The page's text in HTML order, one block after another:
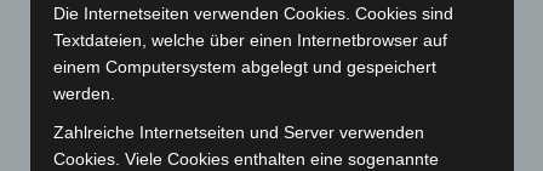
November 2022(167)
Oktober 2022 (166)
September 2022(205)
Juli 2022(133)
Die Internetseiten verwenden Cookies. Cookies sind
Textdateien, welche über einen Internetbrowser auf
einem Computersystem abgelegt und gespeichert
werden.
Zahlreiche Internetseiten und Server verwenden
Cookies. Viele Cookies enthalten eine sogenannte